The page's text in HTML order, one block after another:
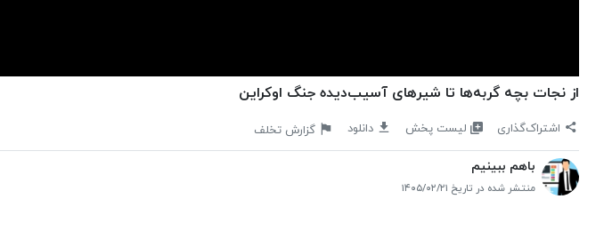
از نجات بچه گربه‌ها تا شیرهای آسیب‌دیده جنگ اوکراین
اشتراک‌گذاری لیست پخش دانلود گزارش تخلف
باهم ببینیم
منتشر شده در تاریخ ۱۴۰۵/۰۲/۲۱